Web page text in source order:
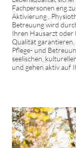
Fachpersonen eng
Aktivierung ,
Betreuung wird
Ihren Hausarzt oder
Qualität
Pflege- und
seelischen,
und gehen aktiv auf